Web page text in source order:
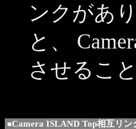
ンクがあ
と、
させるこ
■Camera ISLAND Top相互リン